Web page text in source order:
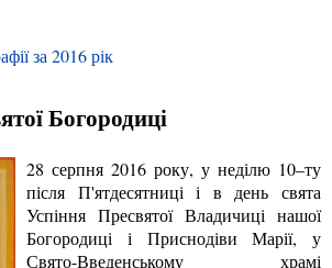
за 2016 рік
Богородиці
28 серпня 2016 року, у неділю 10–ту
після П'ятдесятниці і в день свята
Успіння Пресвятої Владичиці нашої
Богородиці і Приснодіви Марії, у
Свято-Введенському храмі